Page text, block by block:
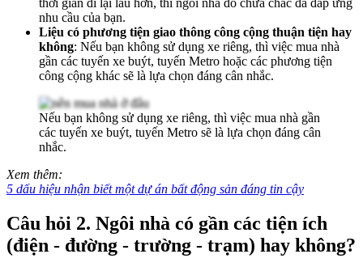
nhu cầu của bạn.
Liệu có phương tiện giao thông công cộng thuận tiện hay
không: Nếu bạn không sử dụng xe riêng, thì việc mua nhà
gần các tuyến xe buýt, tuyến Metro hoặc các phương tiện
công cộng khác sẽ là lựa chọn đáng cân nhắc.
Nếu bạn không sử dụng xe riêng, thì việc mua nhà gần
các tuyến xe buýt, tuyến Metro sẽ là lựa chọn đáng cân
nhắc.
Xem thêm:
5 dấu hiệu nhận biết một dự án bất động sản đáng tin cậy
Câu hỏi 2. Ngôi nhà có gần các tiện ích
(điện - đường - trường - trạm) hay không?